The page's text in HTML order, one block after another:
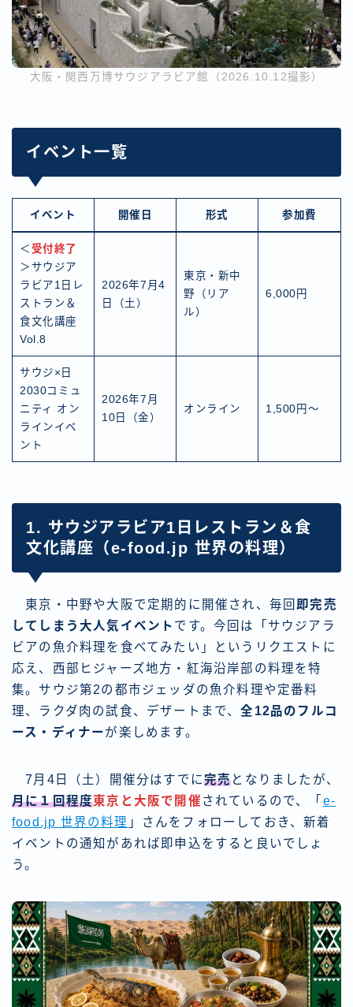
大阪・関西万博サウジアラビア館（2026.10.12撮影）
イベント一覧
イベント 開催日 形式 参加費
＜ 受付終了
＞サウジア
ラビア1日レ
ストラン＆
食文化講座
Vol.8
2026年7月4
日（土）
東京・新中
野（リア
ル）
6,000円
サウジ×日
2030コミュ
ニティ オン
ラインイベ
ント
2026年7月
10日（金）
オンライン 1,500円〜
1. サウジアラビア1日レストラン＆食
文化講座（e-food.jp 世界の料理）
東京・中野や大阪で定期的に開催され、毎回即完売
してしまう大人気イベント です。今回は「サウジアラ
ビアの魚介料理を食べてみたい」というリクエストに
応え、西部ヒジャーズ地方・紅海沿岸部の料理を特
集。サウジ第2の都市ジェッダの魚介料理や定番料
理、ラクダ肉の試食、デザートまで、全12品のフルコ
ース・ディナー が楽しめます。
7月4日（土）開催分はすでに完売となりましたが、
月に１回程度東京と大阪で開催 されているので、「 e-
food.jp 世界の料理 」さんをフォローしておき、新着
イベントの通知があれば即申込をすると良いでしょ
う。